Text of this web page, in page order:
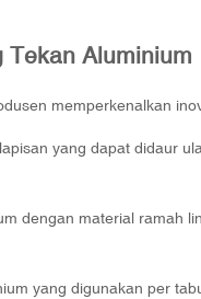
Tekan Aluminium
memperkenalkan
yang dapat didaur
dengan material ramah
yang digunakan per